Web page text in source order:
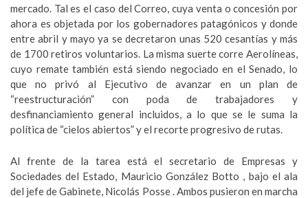
mercado. Tal es el caso del Correo, cuya venta o concesión por
ahora es objetada por los gobernadores patagónicos y donde
entre abril y mayo ya se decretaron unas 520 cesantías y más
de 1700 retiros voluntarios. La misma suerte corre Aerolíneas,
cuyo remate también está siendo negociado en el Senado, lo
que no privó al Ejecutivo de avanzar en un plan de
“reestructuración” con poda de trabajadores y
desfinanciamiento general incluidos, a lo que se le suma la
política de “cielos abiertos” y el recorte progresivo de rutas.
Al frente de la tarea está el secretario de Empresas y
Sociedades del Estado, Mauricio González Botto , bajo el ala
del jefe de Gabinete, Nicolás Posse . Ambos pusieron en marcha